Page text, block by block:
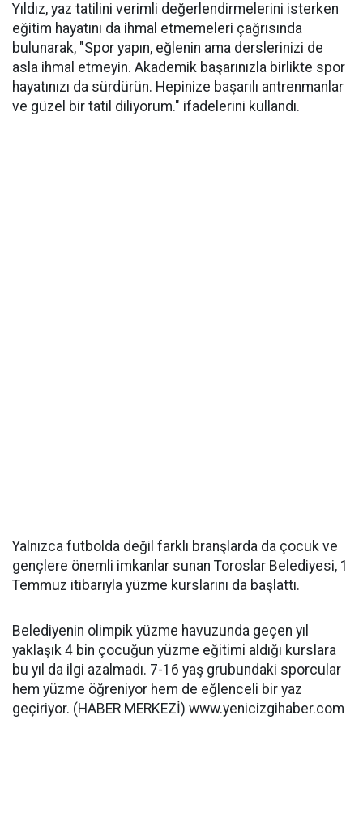
Yıldız, yaz tatilini verimli değerlendirmelerini isterken
eğitim hayatını da ihmal etmemeleri çağrısında
bulunarak, "Spor yapın, eğlenin ama derslerinizi de
asla ihmal etmeyin. Akademik başarınızla birlikte spor
hayatınızı da sürdürün. Hepinize başarılı antrenmanlar
ve güzel bir tatil diliyorum." ifadelerini kullandı.
Yalnızca futbolda değil farklı branşlarda da çocuk ve
gençlere önemli imkanlar sunan Toroslar Belediyesi, 1
Temmuz itibarıyla yüzme kurslarını da başlattı.
Belediyenin olimpik yüzme havuzunda geçen yıl
yaklaşık 4 bin çocuğun yüzme eğitimi aldığı kurslara
bu yıl da ilgi azalmadı. 7-16 yaş grubundaki sporcular
hem yüzme öğreniyor hem de eğlenceli bir yaz
geçiriyor. (HABER MERKEZİ) www.yenicizgihaber.com